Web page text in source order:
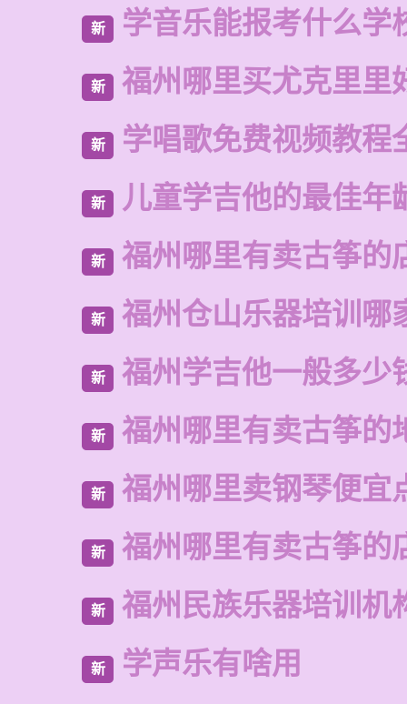
新 学音乐能报考什么学
新 福州哪里买尤克里里
新 学唱歌免费视频教程
新 儿童学吉他的最佳年
新 福州哪里有卖古筝的
新 福州仓山乐器培训哪
新 福州学吉他一般多少
新 福州哪里有卖古筝的
新 福州哪里卖钢琴便宜
新 福州哪里有卖古筝的
新 福州民族乐器培训机
新 学声乐有啥用